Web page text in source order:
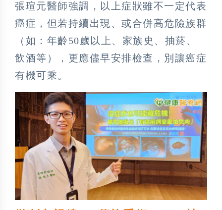
張瑄元醫師強調，以上症狀雖不一定代表
癌症，但若持續出現、或合併高危險族群
（如：年齡50歲以上、家族史、抽菸、
飲酒等），更應儘早安排檢查，別讓癌症
有機可乘。